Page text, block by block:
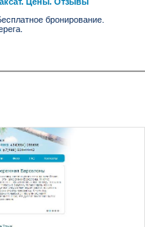
бронирование.